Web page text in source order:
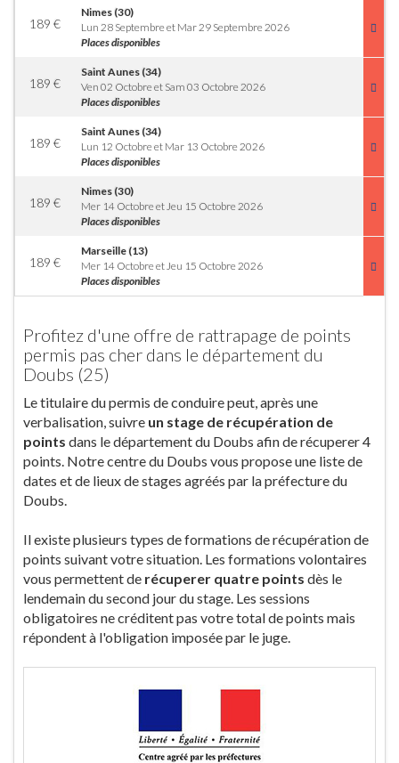
189 €
Nimes (30)
Lun 28 Septembre et Mar 29 Septembre 2026
Places disponibles
189 €
Saint Aunes (34)
Ven 02 Octobre et Sam 03 Octobre 2026
Places disponibles
189 €
Saint Aunes (34)
Lun 12 Octobre et Mar 13 Octobre 2026
Places disponibles
189 €
Nimes (30)
Mer 14 Octobre et Jeu 15 Octobre 2026
Places disponibles
189 €
Marseille (13)
Mer 14 Octobre et Jeu 15 Octobre 2026
Places disponibles
Profitez d'une offre de rattrapage de points
permis pas cher dans le département du
Doubs (25)
Le titulaire du permis de conduire peut, après une
verbalisation, suivre un stage de récupération de
points dans le département du Doubs afin de récuperer 4
points. Notre centre du Doubs vous propose une liste de
dates et de lieux de stages agréés par la préfecture du
Doubs.
Il existe plusieurs types de formations de récupération de
points suivant votre situation. Les formations volontaires
vous permettent de récuperer quatre points dès le
lendemain du second jour du stage. Les sessions
obligatoires ne créditent pas votre total de points mais
répondent à l'obligation imposée par le juge.